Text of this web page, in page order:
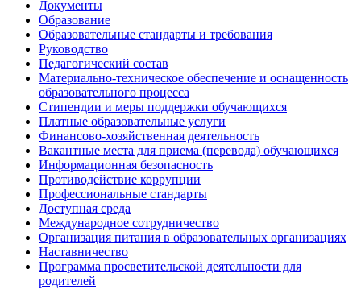
Документы
Образование
Образовательные стандарты и требования
Руководство
Педагогический состав
Материально-техническое обеспечение и оснащенность
образовательного процесса
Стипендии и меры поддержки обучающихся
Платные образовательные услуги
Финансово-хозяйственная деятельность
Вакантные места для приема (перевода) обучающихся
Информационная безопасность
Противодействие коррупции
Профессиональные стандарты
Доступная среда
Международное сотрудничество
Организация питания в образовательных организациях
Наставничество
Программа просветительской деятельности для
родителей